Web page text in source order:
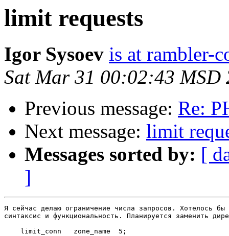
limit requests
Igor Sysoev is at rambler-
Sat Mar 31 00:02:43 MSD
Previous message: Re:
Next message: limit
Messages sorted by: [
]
Я сейчас делаю ограничение числа запросов. Хотелось бы
синтаксис и функциональность. Планируется заменить
    limit_conn   zone_name  5;